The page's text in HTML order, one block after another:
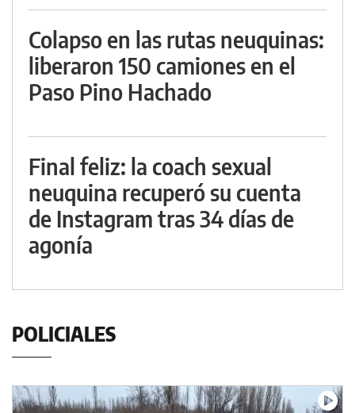
Colapso en las rutas neuquinas:
liberaron 150 camiones en el
Paso Pino Hachado
Final feliz: la coach sexual
neuquina recuperó su cuenta
de Instagram tras 34 días de
agonía
POLICIALES